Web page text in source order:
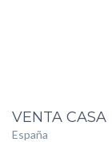
VENTA CASA
España